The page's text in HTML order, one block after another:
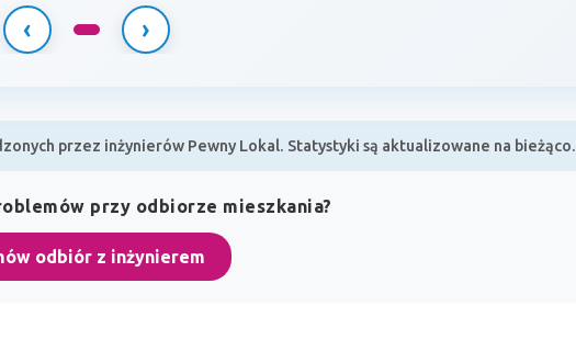
‹ ›
przez inżynierów Pewny Lokal. Statystyki są aktualizowane na bieżąco.
przy odbiorze mieszkania?
odbiór z inżynierem